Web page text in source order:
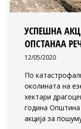
УСПЕШНА
ОПСТАНАА
12/05/2020
По
околината на
хектари
година
акција за